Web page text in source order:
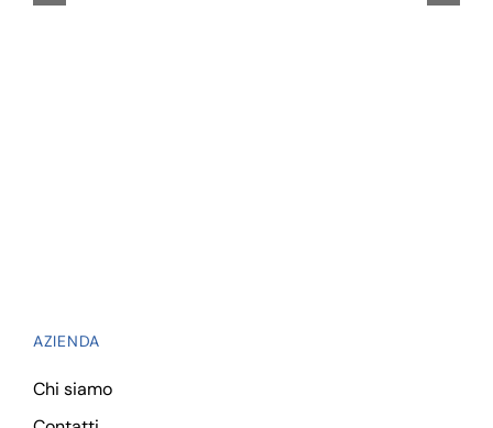
AZIENDA
Chi siamo